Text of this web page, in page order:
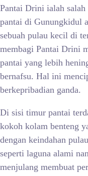
Pantai Drini ialah
pantai di Gunungkidul
sebuah pulau kecil di
membagi Pantai Drini
pantai yang lebih
bernafsu. Hal ini
berkepribadian ganda.
Di sisi timur pantai
kokoh kolam benteng
dengan keindahan
seperti laguna alami
menjulang membuat